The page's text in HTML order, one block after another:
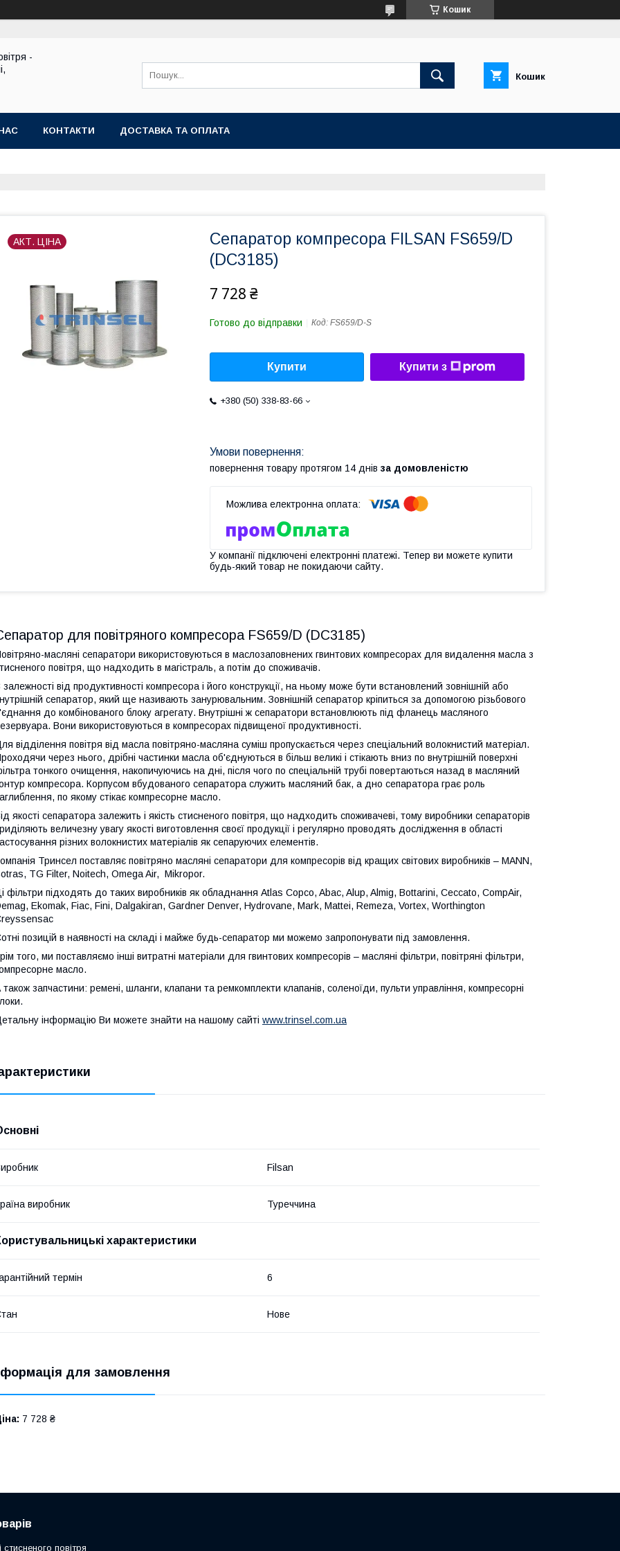
Кошик
-
Кошик
КОНТАКТИ ДОСТАВКА ТА ОПЛАТА
АКТ. ЦІНА
Сепаратор компресора FILSAN FS659/D
(DC3185)
7 728 ₴
Готово до відправки Код: FS659/D-S
Купити Купити з
+380 (50) 338-83-66
повернення товару протягом 14 днів за домовленістю
У компанії підключені електронні платежі. Тепер ви можете купити
будь-який товар не покидаючи сайту.
для повітряного компресора FS659/D (DC3185)
масляні сепаратори використовуються в маслозаповнених гвинтових компресорах для видалення масла з
повітря, що надходить в магістраль, а потім до споживачів.
залежності від продуктивності компресора і його конструкції, на ньому може бути встановлений зовнішній або
сепаратор, який ще називають занурювальним. Зовнішній сепаратор кріпиться за допомогою різьбового
до комбінованого блоку агрегату. Внутрішні ж сепаратори встановлюють під фланець масляного
Вони використовуються в компресорах підвищеної продуктивності.
відділення повітря від масла повітряно-масляна суміш пропускається через спеціальний волокнистий матеріал.
через нього, дрібні частинки масла об'єднуються в більш великі і стікають вниз по внутрішній поверхні
тонкого очищення, накопичуючись на дні, після чого по спеціальній трубі повертаються назад в масляний
компресора. Корпусом вбудованого сепаратора служить масляний бак, а дно сепаратора грає роль
по якому стікає компресорне масло.
якості сепаратора залежить і якість стисненого повітря, що надходить споживачеві, тому виробники сепараторів
величезну увагу якості виготовлення своєї продукції і регулярно проводять дослідження в області
різних волокнистих матеріалів як сепаруючих елементів.
Тринсел поставляє повітряно масляні сепаратори для компресорів від кращих світових виробників – MANN,
, TG Filter, Noitech, OmegaAir, Mikropor.
фільтри підходять до таких виробників як обладнання Atlas Copco, Abac, Alup, Almig, Bottarini, Ceccato, CompAir,
, Ekomak, Fiac, Fini, Dalgakiran, Gardner Denver, Hydrovane, Mark, Mattei, Remeza, Vortex, Worthington
позицій в наявності на складі і майже будь-сепаратор ми можемо запропонувати під замовлення.
того, ми поставляємо інші витратні матеріали для гвинтових компресорів – масляні фільтри, повітряні фільтри,
масло.
також запчастини: ремені, шланги, клапани та ремкомплекти клапанів, соленоїди, пульти управління, компресорні
інформацію Ви можете знайти на нашому сайті www.trinsel.com.ua
Filsan
виробник Туреччина
характеристики
термін 6
Нове
для замовлення
7 728 ₴
повітря